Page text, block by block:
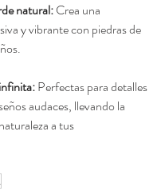
natural: Crea una
y vibrante con piedras de
Perfectas para detalles
audaces, llevando la
a tus